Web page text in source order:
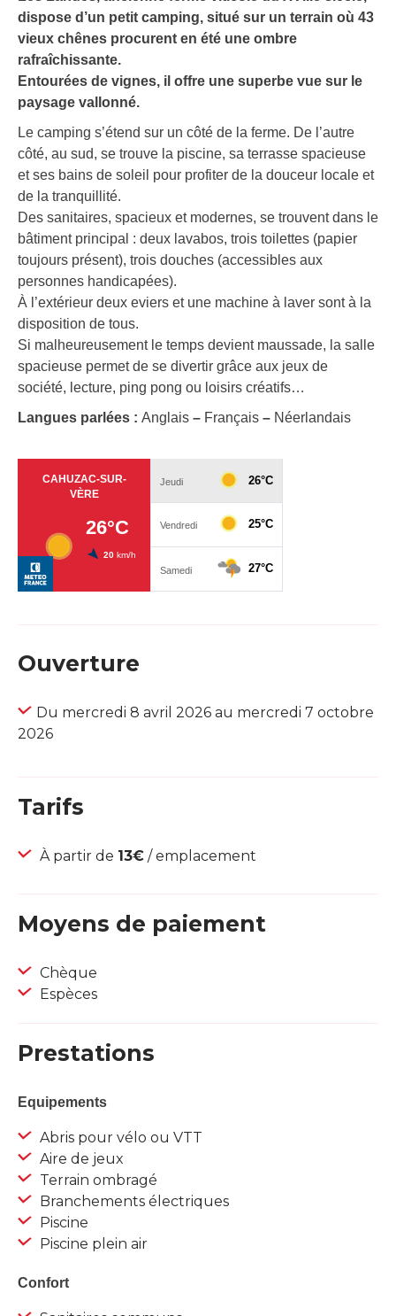
dispose d’un petit camping, situé sur un terrain où 43
vieux chênes procurent en été une ombre
rafraîchissante.
Entourées de vignes, il offre une superbe vue sur le
paysage vallonné.
Le camping s’étend sur un côté de la ferme. De l’autre
côté, au sud, se trouve la piscine, sa terrasse spacieuse
et ses bains de soleil pour profiter de la douceur locale et
de la tranquillité.
Des sanitaires, spacieux et modernes, se trouvent dans le
bâtiment principal : deux lavabos, trois toilettes (papier
toujours présent), trois douches (accessibles aux
personnes handicapées).
À l’extérieur deux eviers et une machine à laver sont à la
disposition de tous.
Si malheureusement le temps devient maussade, la salle
spacieuse permet de se divertir grâce aux jeux de
société, lecture, ping pong ou loisirs créatifs…
Langues parlées : Anglais – Français – Néerlandais
Ouverture
Du mercredi 8 avril 2026 au mercredi 7 octobre
2026
Tarifs
À partir de 13€ / emplacement
Moyens de paiement
Chèque
Espèces
Prestations
Equipements
Abris pour vélo ou VTT
Aire de jeux
Terrain ombragé
Branchements électriques
Piscine
Piscine plein air
Confort